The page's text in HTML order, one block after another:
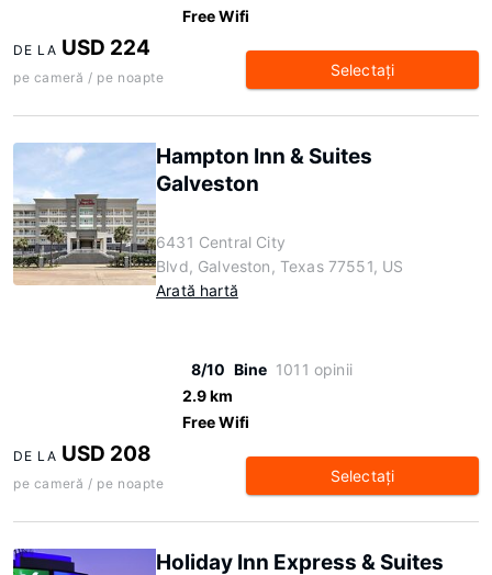
Free Wifi
DE LA USD 224
pe cameră / pe noapte Selectaţi
Hampton Inn & Suites
Galveston
6431 Central City
Blvd, Galveston, Texas 77551, US
Arată hartă
8/10 Bine 1011 opinii
2.9 km
Free Wifi
DE LA USD 208
pe cameră / pe noapte Selectaţi
Holiday Inn Express & Suites